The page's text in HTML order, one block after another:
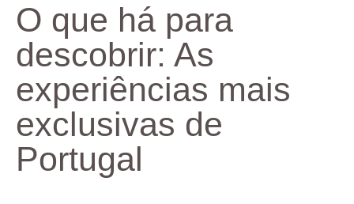
O que há para
descobrir: As
experiências mais
exclusivas de
Portugal